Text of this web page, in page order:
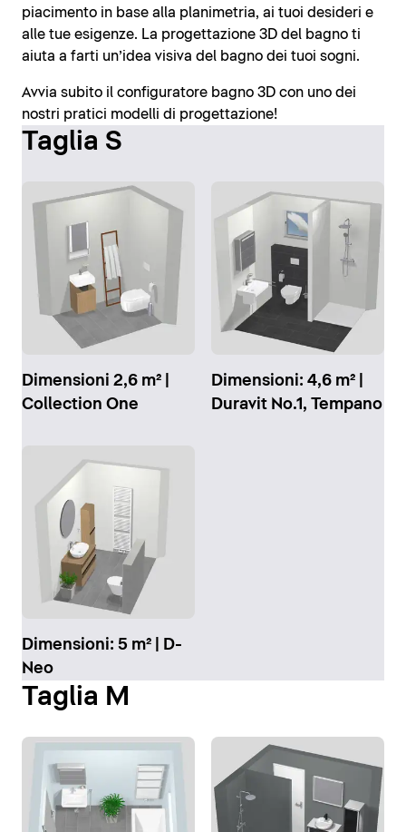
piacimento in base alla planimetria, ai tuoi desideri e
alle tue esigenze. La progettazione 3D del bagno ti
aiuta a farti un’idea visiva del bagno dei tuoi sogni.
Avvia subito il configuratore bagno 3D con uno dei
nostri pratici modelli di progettazione!
Taglia S
Dimensioni 2,6 m² |
Collection One
Dimensioni: 4,6 m² |
Duravit No.1, Tempano
Dimensioni: 5 m² | D-
Neo
Taglia M